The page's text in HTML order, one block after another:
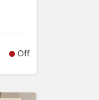
Off